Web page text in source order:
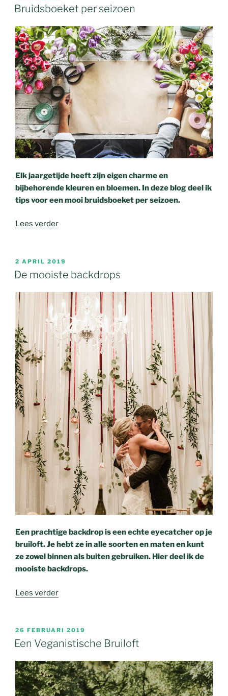
Bruidsboeket per seizoen
Elk jaargetijde heeft zijn eigen charme en
bijbehorende kleuren en bloemen. In deze blog deel ik
tips voor een mooi bruidsboeket per seizoen.
Lees verder
2 APRIL 2019
De mooiste backdrops
Een prachtige backdrop is een echte eyecatcher op je
bruiloft. Je hebt ze in alle soorten en maten en kunt
ze zowel binnen als buiten gebruiken. Hier deel ik de
mooiste backdrops.
Lees verder
26 FEBRUARI 2019
Een Veganistische Bruiloft